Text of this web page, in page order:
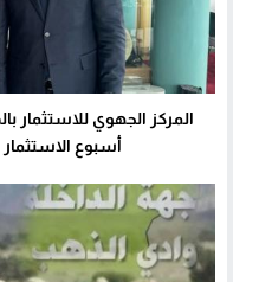
المركز الجهوي للاستثمار
أسبوع الاستثمار